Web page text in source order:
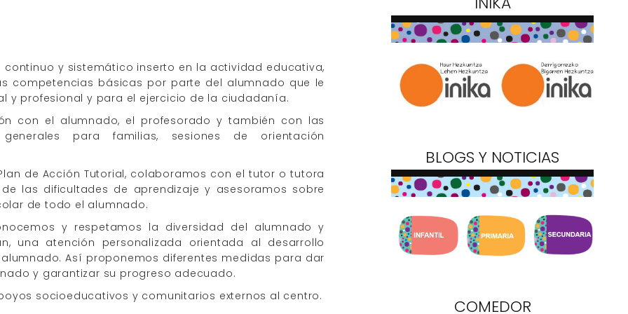
y sistemático inserto en la actividad educativa,
competencias básicas por parte del alumnado que le
y profesional y para el ejercicio de la ciudadanía.
con el alumnado, el profesorado y también con las
para familias, sesiones de orientación
de Acción Tutorial, colaboramos con el tutor o tutora
las dificultades de aprendizaje y asesoramos sobre
de todo el alumnado.
y respetamos la diversidad del alumnado y
una atención personalizada orientada al desarrollo
Así proponemos diferentes medidas para dar
y garantizar su progreso adecuado.
socioeducativos y comunitarios externos al centro.
BLOGS Y NOTICIAS
COMEDOR